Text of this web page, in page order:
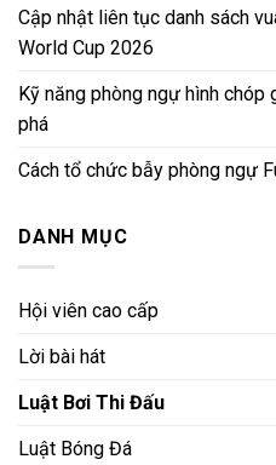
Cập nhật liên tục danh sách
World Cup 2026
Kỹ năng phòng ngự hình
phá
Cách tổ chức bẫy phòng ngự
DANH MỤC
Hội viên cao cấp
Lời bài hát
Luật Bơi Thi Đấu
Luật Bóng Đá